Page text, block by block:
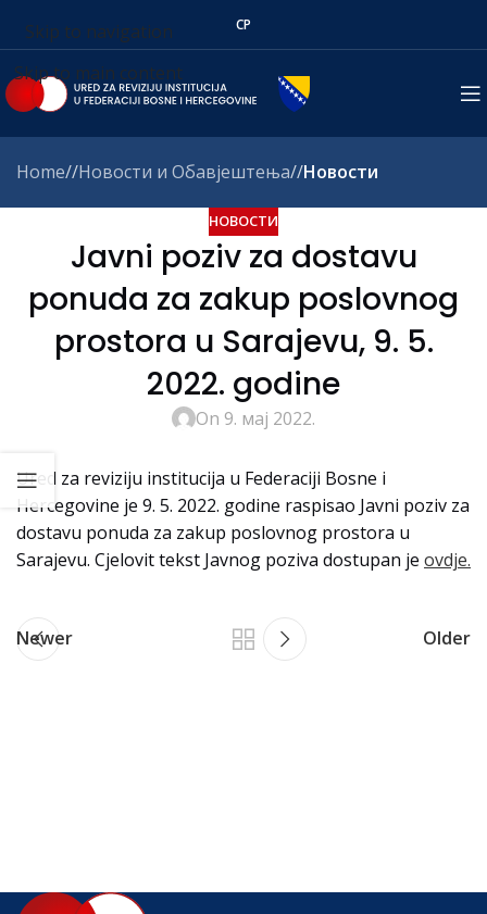
Skip to navigation
Skip to main content
СР
Home/ Новости и Обавјештења/ Новости
НОВОСТИ
Javni poziv za dostavu
ponuda za zakup poslovnog
prostora u Sarajevu, 9. 5.
2022. godine
On 9. мај 2022.
Ured za reviziju institucija u Federaciji Bosne i
Hercegovine je 9. 5. 2022. godine raspisao Javni poziv za
dostavu ponuda za zakup poslovnog prostora u
Sarajevu. Cjelovit tekst Javnog poziva dostupan je ovdje.
Newer Older